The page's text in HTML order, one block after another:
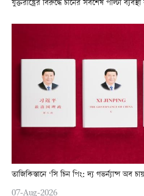
যুক্তরাষ্ট্রের বিরুদ্ধে চীনের সর্বশেষ পাল্টা ব্যবস্থা
তাজিকিস্তানে ‘সি চিন পিং: দ্য গভর্ন্যান্স অব
07-Aug-2026